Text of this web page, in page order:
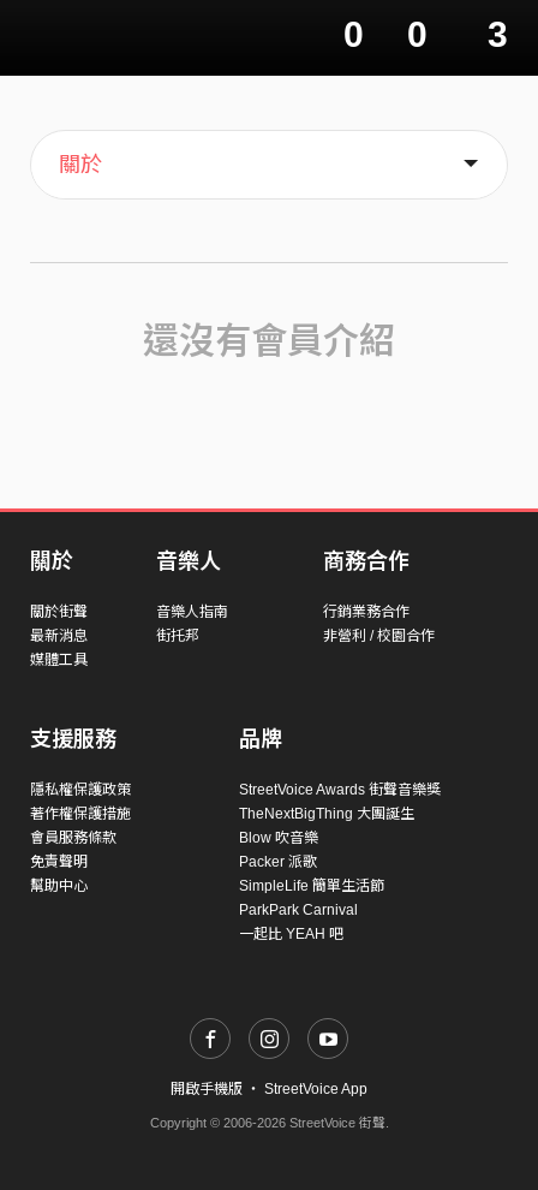
0 0 3
主頁
喜歡
關於
還沒有會員介紹
關於
關於街聲
最新消息
媒體工具
音樂人
音樂人指南
街托邦
商務合作
行銷業務合作
非營利 / 校園合作
支援服務
隱私權保護政策
著作權保護措施
會員服務條款
免責聲明
幫助中心
品牌
StreetVoice Awards 街聲音樂獎
TheNextBigThing 大團誕生
Blow 吹音樂
Packer 派歌
SimpleLife 簡單生活節
ParkPark Carnival
一起比 YEAH 吧
開啟手機版 ・ StreetVoice App
Copyright © 2006-2026 StreetVoice 街聲.